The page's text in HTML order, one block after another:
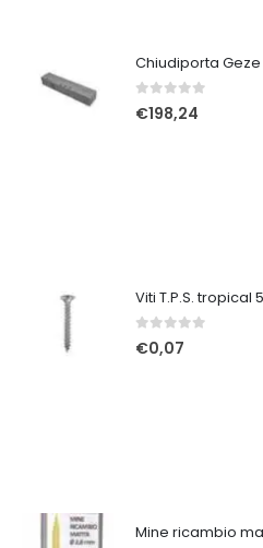
0Su 5
€198,24
Viti T.P.S. tropical
0Su 5
€0,07
Mine ricambio